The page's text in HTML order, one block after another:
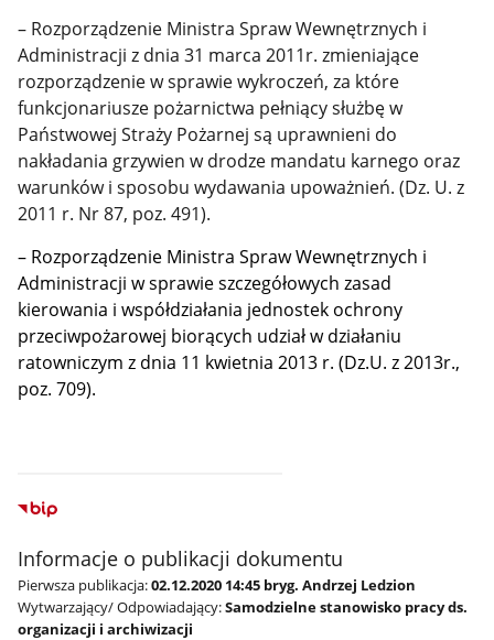
– Rozporządzenie Ministra Spraw Wewnętrznych i
Administracji z dnia 31 marca 2011r. zmieniające
rozporządzenie w sprawie wykroczeń, za które
funkcjonariusze pożarnictwa pełniący służbę w
Państwowej Straży Pożarnej są uprawnieni do
nakładania grzywien w drodze mandatu karnego oraz
warunków i sposobu wydawania upoważnień. (Dz. U. z
2011 r. Nr 87, poz. 491).
– Rozporządzenie Ministra Spraw Wewnętrznych i
Administracji w sprawie szczegółowych zasad
kierowania i współdziałania jednostek ochrony
przeciwpożarowej biorących udział w działaniu
ratowniczym z dnia 11 kwietnia 2013 r. (Dz.U. z 2013r.,
poz. 709).
Informacje o publikacji dokumentu
Pierwsza publikacja:02.12.2020 14:45 bryg. Andrzej Ledzion
Wytwarzający/ Odpowiadający:Samodzielne stanowisko pracy ds.
organizacji i archiwizacji